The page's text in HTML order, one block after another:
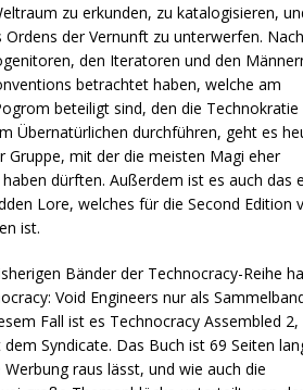
zu erkunden, zu katalogisieren,
Ordens der Vernunft zu unterwerfen.
den Iteratoren und den
betrachtet haben, welche am
beteiligt sind, den die Technokratie
Übernatürlichen durchführen, geht es
Gruppe, mit der die meisten Magi eher
dürften. Außerdem ist es auch das
Lore, welches für die Second Edition
ist.
Bänder der Technocracy-Reihe
Void Engineers nur als
Fall ist es Technocracy Assembled 2,
Syndicate. Das Buch ist 69 Seiten
raus lässt, und wie auch die